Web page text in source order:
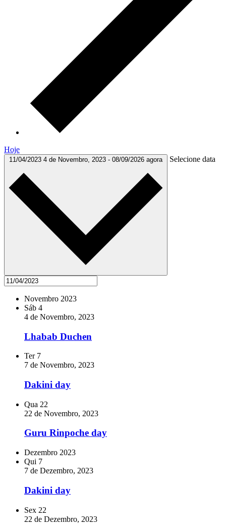
Hoje
11/04/2023 4 de Novembro, 2023 - 08/09/2026 agora Selecione data
Novembro 2023
Sáb 4
4 de Novembro, 2023
Lhabab Duchen
Ter 7
7 de Novembro, 2023
Dakini day
Qua 22
22 de Novembro, 2023
Guru Rinpoche day
Dezembro 2023
Qui 7
7 de Dezembro, 2023
Dakini day
Sex 22
22 de Dezembro, 2023